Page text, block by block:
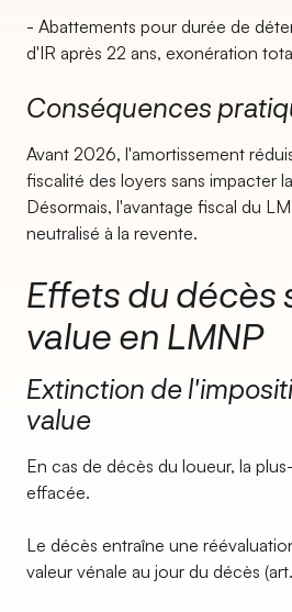
- Abattements pour durée de
d'IR après 22 ans, exonération
Conséquences
Avant 2026, l'amortissement
fiscalité des loyers sans impacter
Désormais, l'avantage fiscal du
neutralisé à la revente.
Effets du décès
value en LMNP
Extinction de
value
En cas de décès du loueur, la
effacée.
Le décès entraîne une
valeur vénale au jour du décès